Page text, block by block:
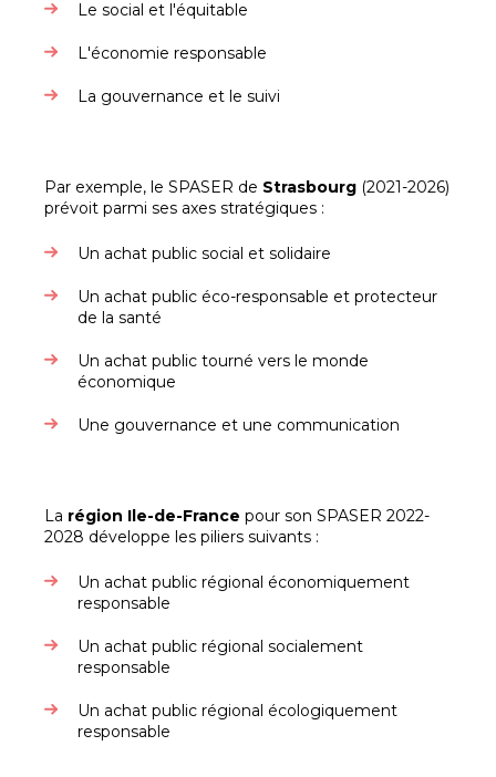
Le social et l'équitable
L'économie responsable
La gouvernance et le suivi
Par exemple, le SPASER de Strasbourg (2021-2026)
prévoit parmi ses axes stratégiques :
Un achat public social et solidaire
Un achat public éco-responsable et protecteur
de la santé
Un achat public tourné vers le monde
économique
Une gouvernance et une communication
La région Ile-de-France pour son SPASER 2022-
2028 développe les piliers suivants :
Un achat public régional économiquement
responsable
Un achat public régional socialement
responsable
Un achat public régional écologiquement
responsable